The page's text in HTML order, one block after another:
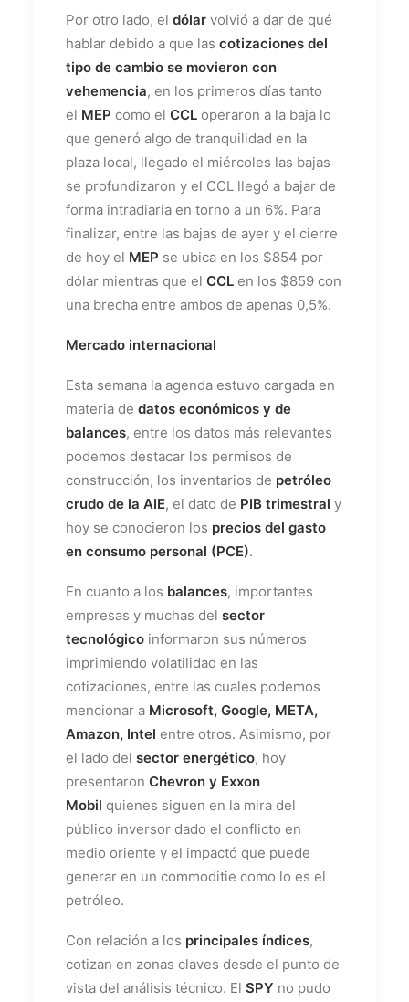
Por otro lado, el dólar volvió a dar de qué
hablar debido a que las cotizaciones del
tipo de cambio se movieron con
vehemencia, en los primeros días tanto
el MEP como el CCL operaron a la baja lo
que generó algo de tranquilidad en la
plaza local, llegado el miércoles las bajas
se profundizaron y el CCL llegó a bajar de
forma intradiaria en torno a un 6%. Para
finalizar, entre las bajas de ayer y el cierre
de hoy el MEP se ubica en los $854 por
dólar mientras que el CCL en los $859 con
una brecha entre ambos de apenas 0,5%.
Mercado internacional
Esta semana la agenda estuvo cargada en
materia de datos económicos y de
balances, entre los datos más relevantes
podemos destacar los permisos de
construcción, los inventarios de petróleo
crudo de la AIE, el dato de PIB trimestral y
hoy se conocieron los precios del gasto
en consumo personal (PCE).
En cuanto a los balances, importantes
empresas y muchas del sector
tecnológico informaron sus números
imprimiendo volatilidad en las
cotizaciones, entre las cuales podemos
mencionar a Microsoft, Google, META,
Amazon, Intel entre otros. Asimismo, por
el lado del sector energético, hoy
presentaron Chevron y Exxon
Mobil quienes siguen en la mira del
público inversor dado el conflicto en
medio oriente y el impactó que puede
generar en un commoditie como lo es el
petróleo.
Con relación a los principales índices,
cotizan en zonas claves desde el punto de
vista del análisis técnico. El SPY no pudo